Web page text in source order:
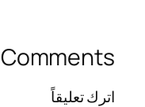
Comments
اترك تعليقاً